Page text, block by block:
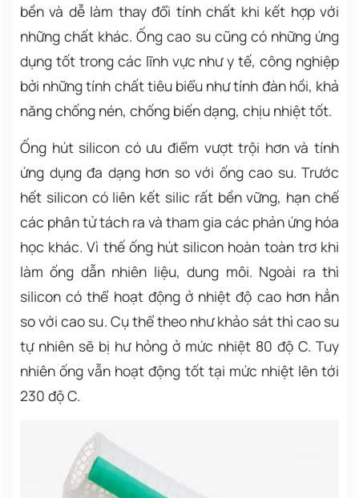
bền và dễ làm thay đổi tính chất khi kết hợp với
những chất khác. Ống cao su cũng có những ứng
dụng tốt trong các lĩnh vực như y tế, công nghiệp
bởi những tính chất tiêu biểu như tính đàn hồi, khả
năng chống nén, chống biến dạng, chịu nhiệt tốt.
Ống hút silicon có ưu điểm vượt trội hơn và tính
ứng dụng đa dạng hơn so với ống cao su. Trước
hết silicon có liên kết silic rất bền vững, hạn chế
các phân tử tách ra và tham gia các phản ứng hóa
học khác. Vì thế ống hút silicon hoàn toàn trơ khi
làm ống dẫn nhiên liệu, dung môi. Ngoài ra thì
silicon có thể hoạt động ở nhiệt độ cao hơn hẳn
so với cao su. Cụ thể theo như khảo sát thì cao su
tự nhiên sẽ bị hư hỏng ở mức nhiệt 80 độ C. Tuy
nhiên ống vẫn hoạt động tốt tại mức nhiệt lên tới
230 độ C.